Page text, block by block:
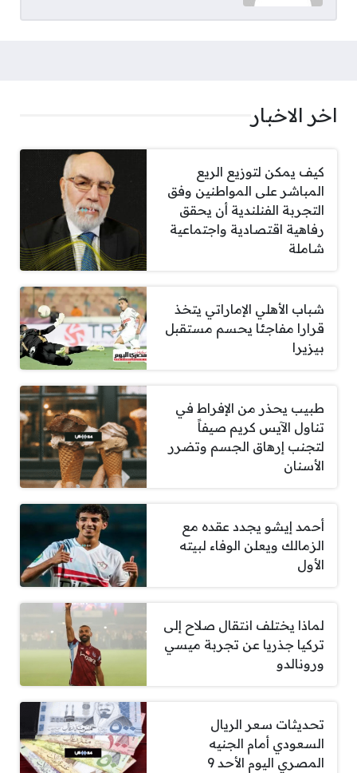
اخر الاخبار
كيف يمكن لتوزيع الريع
المباشر على المواطنين وفق
التجربة الفنلندية أن يحقق
رفاهية اقتصادية واجتماعية
شاملة
شباب الأهلي الإماراتي يتخذ
قرارا مفاجئا يحسم مستقبل
بيزيرا
طبيب يحذر من الإفراط في
تناول الآيس كريم صيفاً
لتجنب إرهاق الجسم وتضرر
الأسنان
أحمد إيشو يجدد عقده مع
الزمالك ويعلن الوفاء لبيته
الأول
لماذا يختلف انتقال صلاح إلى
تركيا جذريا عن تجربة ميسي
ورونالدو
تحديثات سعر الريال
السعودي أمام الجنيه
المصري اليوم الأحد 9